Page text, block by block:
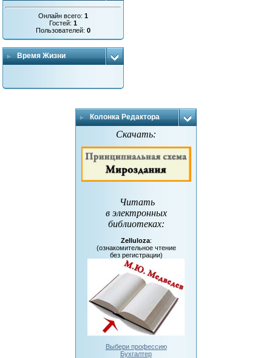
Онлайн всего:1
Гостей:1
Пользователей:0
Время Жизни
Колонка Редактора
Скачать:
Читать
в электронных
библиотеках:
Zelluloza:
(ознакомительное чтение
без регистрации)
Выбери профессию
Бухгалтер